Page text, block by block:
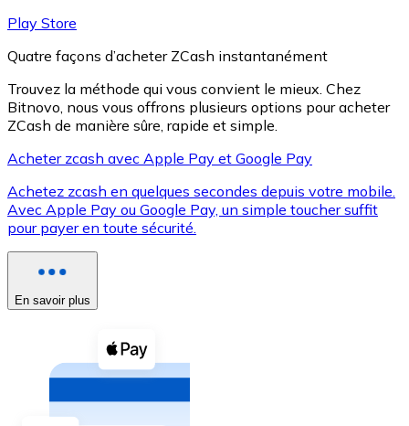
XRP
XRP
Voir toutes
Coupons crypto
Achetez des cryptomonnaies en espèces et d'autres
Acheter avec espèces
Play Store
Quatre façons d’acheter ZCash instantanément
Trouvez la méthode qui vous convient le mieux. Chez
Bitnovo, nous vous offrons plusieurs options pour acheter
ZCash de manière sûre, rapide et simple.
Acheter zcash avec Apple Pay et Google Pay
Achetez zcash en quelques secondes depuis votre mobile.
Avec Apple Pay ou Google Pay, un simple toucher suffit
pour payer en toute sécurité.
En savoir plus